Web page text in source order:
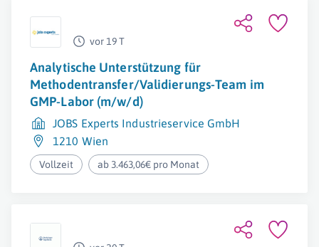
vor 19 T
Analytische Unterstützung für
Methodentransfer/Validierungs-Team im
GMP-Labor (m/w/d)
JOBS Experts Industrieservice GmbH
1210 Wien
Vollzeit ab 3.463,06€ pro Monat